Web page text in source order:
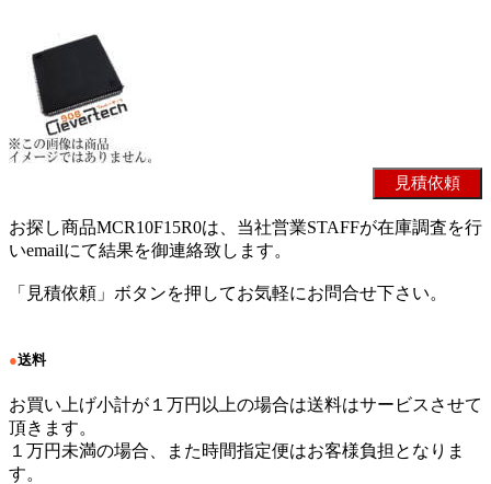
お探し商品MCR10F15R0は、当社営業STAFFが在庫調査を行
いemailにて結果を御連絡致します。
「見積依頼」ボタンを押してお気軽にお問合せ下さい。
●送料
お買い上げ小計が１万円以上の場合は送料はサービスさせて
頂きます。
１万円未満の場合、また時間指定便はお客様負担となりま
す。